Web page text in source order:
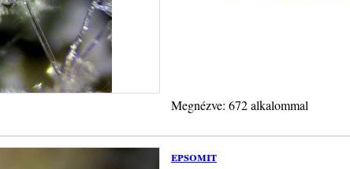
Megnézve: 672 alkalommal
epsomit